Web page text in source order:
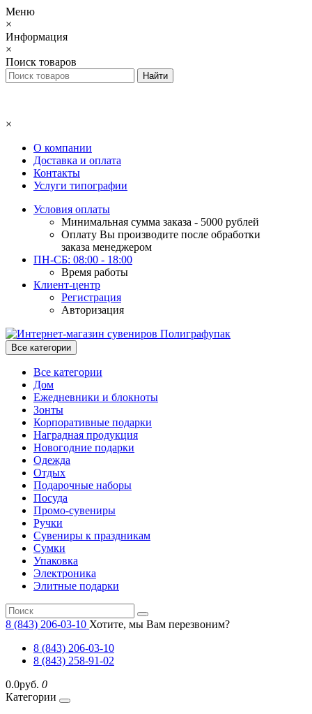
Меню
×
Информация
×
Поиск товаров
×
О компании
Доставка и оплата
Контакты
Услуги типографии
Условия оплаты
Минимальная сумма заказа - 5000 рублей
Оплату Вы производите после обработки
заказа менеджером
ПН-СБ: 08:00 - 18:00
Время работы
Клиент-центр
Регистрация
Авторизация
Все категории
Все категории
Дом
Ежедневники и блокноты
Зонты
Корпоративные подарки
Наградная продукция
Новогодние подарки
Одежда
Отдых
Подарочные наборы
Посуда
Промо-сувениры
Ручки
Сувениры к праздникам
Сумки
Упаковка
Электроника
Элитные подарки
8 (843) 206-03-10 Хотите, мы Вам перезвоним?
8 (843) 206-03-10
8 (843) 258-91-02
0.0руб. 0
Категории